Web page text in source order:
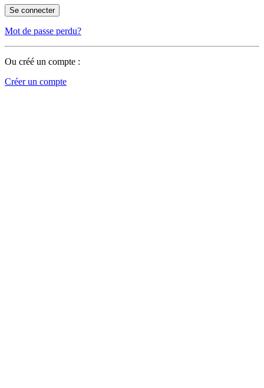
Mot de passe perdu?
Ou créé un compte :
Créer un compte